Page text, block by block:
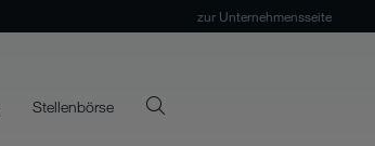
zur Unternehmensseite
Stellenbörse